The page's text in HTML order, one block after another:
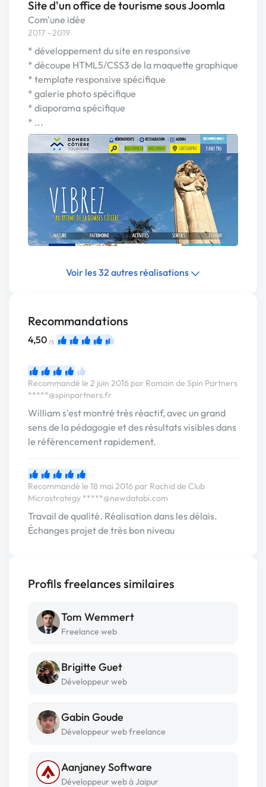
Site d'un office de tourisme sous Joomla
Com'une idée
2017 - 2019
* développement du site en responsive
* découpe HTML5/CSS3 de la maquette graphique
* template responsive spécifique
* galerie photo spécifique
* diaporama spécifique
* ...
Voir les 32 autres réalisations
Recommandations
4,50 /5
Recommandé le 2 juin 2016 par Romain de Spin Partners
*****@spinpartners.fr
William s'est montré très réactif, avec un grand
sens de la pédagogie et des résultats visibles dans
le référencement rapidement.
Recommandé le 18 mai 2016 par Rachid de Club
Microstrategy *****@newdatabi.com
Travail de qualité. Réalisation dans les délais.
Échanges projet de très bon niveau
Profils freelances similaires
Tom Wemmert
Freelance web
Brigitte Guet
Développeur web
Gabin Goude
Développeur web freelance
Aanjaney Software
Développeur web à Jaipur